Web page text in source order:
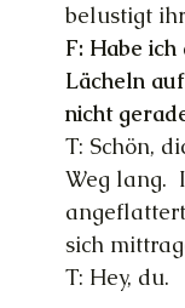
belustigt
F: Habe
Lächeln
nicht
T: Schön,
Weg lang.
sich
T: Hey, du.